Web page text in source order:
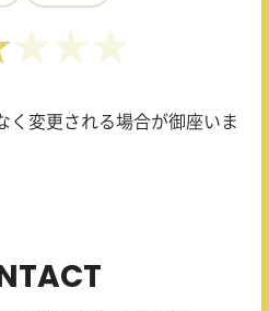
変更される場合が御座いま